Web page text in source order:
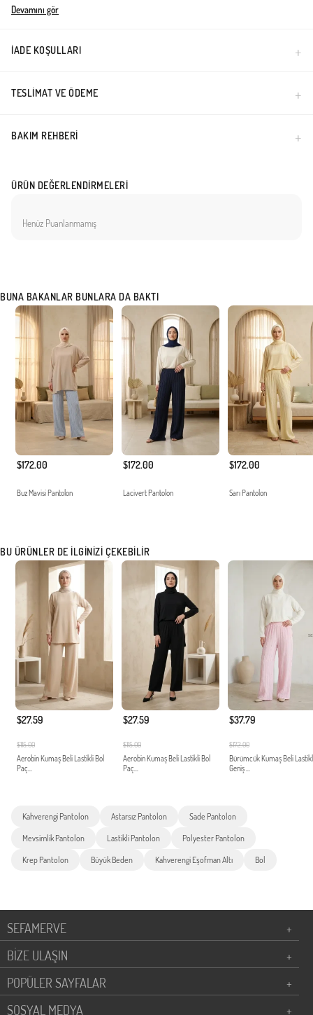
Türkiye'de üretilmiştir.
Devamını gör
İADE KOŞULLARI
TESLIMAT VE ÖDEME
BAKIM REHBERI
ÜRÜN DEĞERLENDIRMELERI
Henüz Puanlanmamış
BUNA BAKANLAR BUNLARA DA BAKTI
$172.00
Buz Mavisi Pantolon
$172.00
Lacivert Pantolon
$172.00
Sarı Pantolon
BU ÜRÜNLER DE İLGINIZI ÇEKEBILIR
$27.59
$115.00
Aerobin Kumaş Beli Lastikli Bol
Paç...
$27.59
$115.00
Aerobin Kumaş Beli Lastikli Bol
Paç...
$37.79
$172.00
Bürümcük Kumaş Beli
Geniş ...
Kahverengi Pantolon Astarsız Pantolon Sade Pantolon
Mevsimlik Pantolon Lastikli Pantolon Polyester Pantolon
Krep Pantolon Büyük Beden Kahverengi Eşofman Altı Bol
SEFAMERVE
+
BİZE ULAŞIN
+
POPÜLER SAYFALAR
+
SOSYAL MEDYA
+